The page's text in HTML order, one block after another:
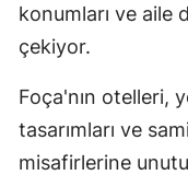
konumları ve aile
çekiyor.
Foça'nın otelleri,
tasarımları ve
misafirlerine